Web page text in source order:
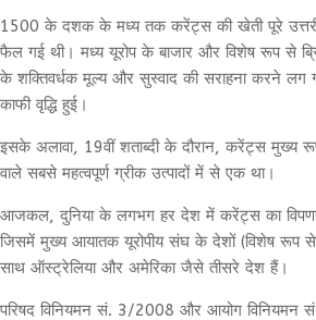
1500 के दशक के मध्य तक करेंट्स की खेती पूरे
फैल गई थी। मध्य यूरोप के बाजार और विशेष रूप से
के शक्तिवर्धक मूल्य और सुस्वाद की सराहना करने
काफी वृद्धि हुई।
इसके अलावा, 19वीं शताब्दी के दौरान, करेंट्स मुख्य
वाले सबसे महत्वपूर्ण ग्रीक उत्पादों में से एक था।
आजकल, दुनिया के लगभग हर देश में करेंट्स का
जिसमें मुख्य आयातक यूरोपीय संघ के देशों (विशेष रूप
साथ ऑस्ट्रेलिया और अमेरिका जैसे तीसरे देश हैं।
परिषद विनियमन सं. 3/2008 और आयोग विनियमन